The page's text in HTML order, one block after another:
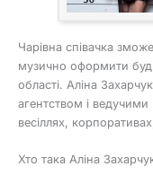
Чарівна співачка
музично оформити
області. Аліна
агентством і
весіллях,
Хто така Аліна